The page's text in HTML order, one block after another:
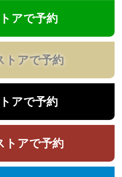
アで予約
トアで予約
アで予約
トアで予約